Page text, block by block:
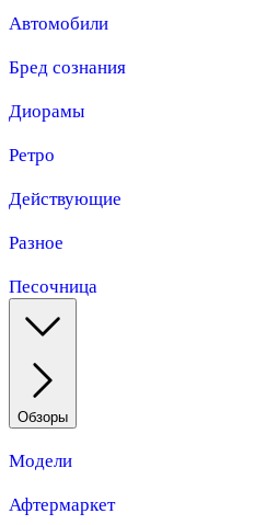
Автомобили
Бред сознания
Диорамы
Ретро
Действующие
Разное
Песочница
Обзоры
Модели
Афтермаркет